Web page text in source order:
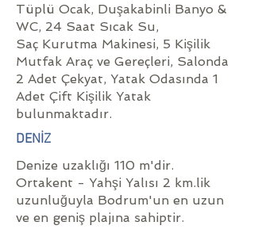
Tüplü Ocak, Duşakabinli Banyo &
WC, 24 Saat Sıcak Su,
Saç Kurutma Makinesi, 5 Kişilik
Mutfak Araç ve Gereçleri, Salonda
2 Adet Çekyat, Yatak Odasında 1
Adet Çift Kişilik Yatak
bulunmaktadır.
DENİZ
Denize uzaklığı 110 m'dir.
Ortakent - Yahşi Yalısı 2 km.lik
uzunluğuyla Bodrum'un en uzun
ve en geniş plajına sahiptir.